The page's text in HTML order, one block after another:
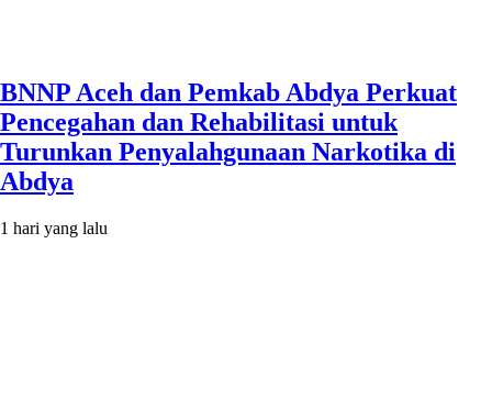
BNNP Aceh dan Pemkab Abdya Perkuat
Pencegahan dan Rehabilitasi untuk
Turunkan Penyalahgunaan Narkotika di
Abdya
1 hari yang lalu